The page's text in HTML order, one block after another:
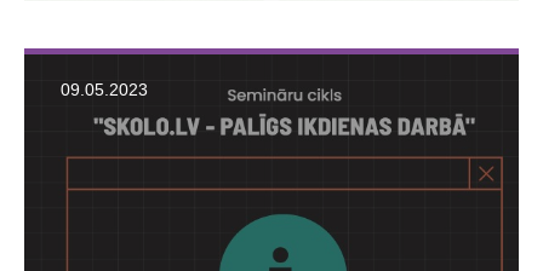
09.05.2023